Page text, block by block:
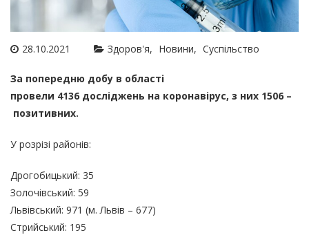
28.10.2021 Здоров'я Новини Суспільство
За попередню добу в області
провели 4136 досліджень на коронавірус, з них 1506 –
позитивних.
У розрізі районів:
Дрогобицький: 35
Золочівський: 59
Львівський: 971 (м. Львів – 677)
Стрийський: 195